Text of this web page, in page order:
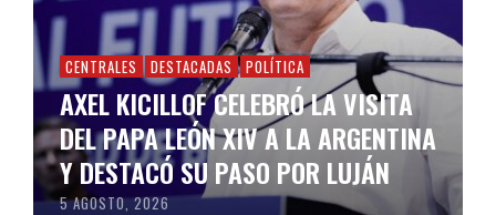
CENTRALES DESTACADAS POLÍTICA
AXEL KICILLOF CELEBRÓ LA VISITA
DEL PAPA LEÓN XIV A LA ARGENTINA
Y DESTACÓ SU PASO POR LUJÁN
5 AGOSTO, 2026